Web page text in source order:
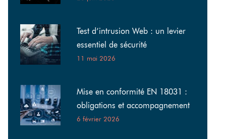
Test d’intrusion Web : un levier
essentiel de sécurité
11 mai 2026
Mise en conformité EN 18031 :
obligations et accompagnement
6 février 2026